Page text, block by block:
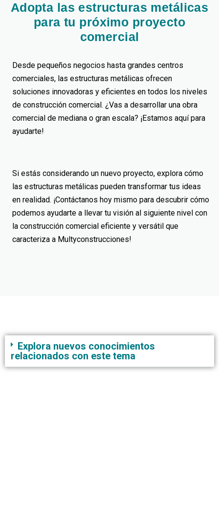
Adopta las estructuras metálicas
para tu próximo proyecto
comercial
Desde pequeños negocios hasta grandes centros
comerciales, las estructuras metálicas ofrecen
soluciones innovadoras y eficientes en todos los niveles
de construcción comercial. ¿Vas a desarrollar una obra
comercial de mediana o gran escala? ¡Estamos aquí para
ayudarte!
Si estás considerando un nuevo proyecto, explora cómo
las estructuras metálicas pueden transformar tus ideas
en realidad. ¡Contáctanos hoy mismo para descubrir cómo
podemos ayudarte a llevar tu visión al siguiente nivel con
la construcción comercial eficiente y versátil que
caracteriza a Multyconstrucciones!
Explora nuevos conocimientos
relacionados con este tema